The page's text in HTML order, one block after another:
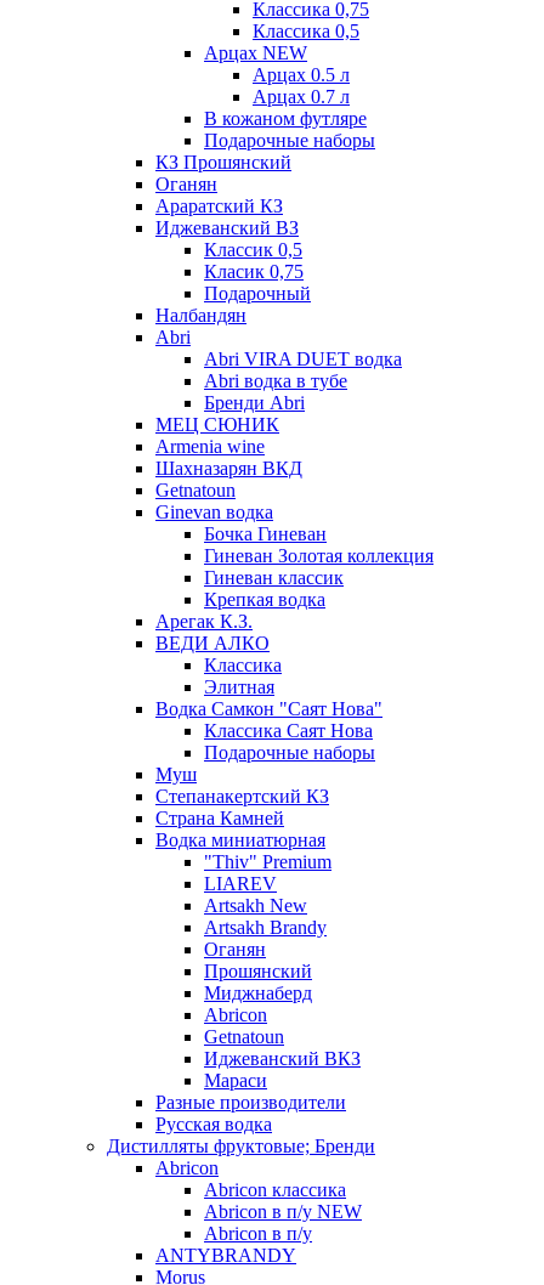
Классика 0,75
Классика 0,5
Арцах NEW
Арцах 0.5 л
Арцах 0.7 л
В кожаном футляре
Подарочные наборы
КЗ Прошянский
Оганян
Араратский КЗ
Иджеванский ВЗ
Классик 0,5
Класик 0,75
Подарочный
Налбандян
Abri
Abri VIRA DUET водка
Abri водка в тубе
Бренди Abri
МЕЦ СЮНИК
Armenia wine
Шахназарян ВКД
Getnatoun
Ginevan водка
Бочка Гиневан
Гиневан Золотая коллекция
Гиневан классик
Крепкая водка
Арегак К.З.
ВЕДИ АЛКО
Классика
Элитная
Водка Самкон "Саят Нова"
Классика Саят Нова
Подарочные наборы
Муш
Степанакертский КЗ
Страна Камней
Водка миниатюрная
"Thiv" Premium
LIAREV
Artsakh New
Artsakh Brandy
Оганян
Прошянский
Миджнаберд
Abricon
Getnatoun
Иджеванский ВКЗ
Мараси
Разные производители
Русская водка
Дистилляты фруктовые; Бренди
Abricon
Abricon классика
Abricon в п/у NEW
Abricon в п/у
ANTYBRANDY
Morus